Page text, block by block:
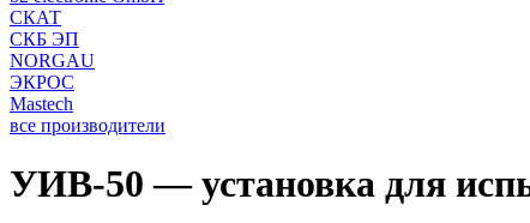
СКАТ
СКБ ЭП
NORGAU
ЭКРОС
Mastech
все производители
УИВ-50 — установка для